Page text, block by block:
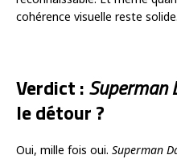
cohérence visuelle reste solide.
Verdict :Superman
le détour ?
Oui, mille fois oui. Superman